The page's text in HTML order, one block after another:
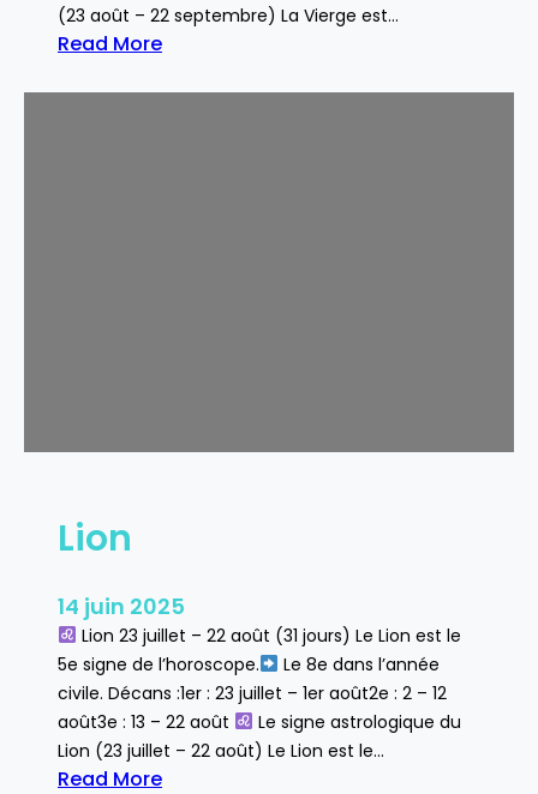
(23 août – 22 septembre) La Vierge est…
Read More
V
Lion
14 juin 2025
Lion 23 juillet – 22 août (31 jours) Le Lion est le
5e signe de l’horoscope.
Le 8e dans l’année
civile. Décans :1er : 23 juillet – 1er août2e : 2 – 12
août3e : 13 – 22 août
Le signe astrologique du
Lion (23 juillet – 22 août) Le Lion est le…
Read More